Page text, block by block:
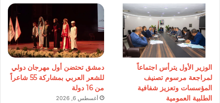
الوزير الأول يترأس اجتماعاً
لمراجعة مرسوم تصنيف
المؤسسات وتعزيز شفافية
الطلبية العمومية
دمشق تحتضن أول مهرجان دولي
للشعر العربي بمشاركة 55 شاعراً
من 16 دولة
أغسطس 6, 2026